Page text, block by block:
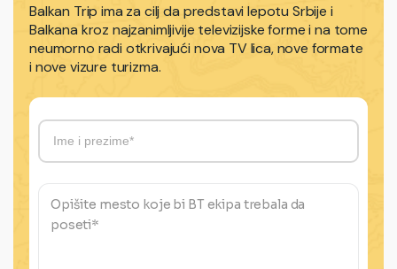
Balkan Trip ima za cilj da predstavi lepotu Srbije i
Balkana kroz najzanimljivije televizijske forme i na tome
neumorno radi otkrivajući nova TV lica, nove formate
i nove vizure turizma.